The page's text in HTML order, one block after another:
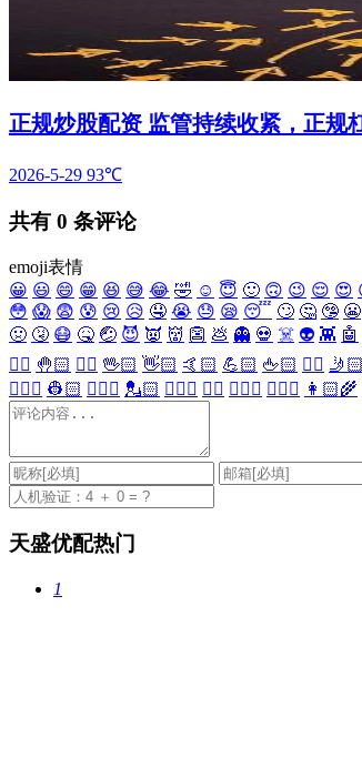
正规炒股配资 监管持续收紧，正规
2026-5-29 93℃
共有 0 条评论
emoji表情
😀 😃 😄 😁 😆 😅 😂 🤣 ☺️ 😇 🙂 🙃 😉 😌 😍
😳 😱 😨 😰 😢 😥 🤤 😭 😓 😪 😴 🙄 🤔 🤥 😬
🤢 🤧 😷 🤒 🤕 😈 👿 👹 👺 💩 👻 💀 ☠️ 👽 👾 🤖
✋🏻 🤚🏻 🖐🏻 🖖🏻 👋🏻 🤙🏻 💪🏻 🖕🏻 ✍🏻 🤳🏻
👷🏻‍♀️ 👷🏻 💂🏻‍♀️ 💂🏻 🕵🏻‍♀️ 🕵🏻 👩🏻‍⚕️ 👨🏻‍⚕️ 👩🏻‍🌾
天盛优配热门
1